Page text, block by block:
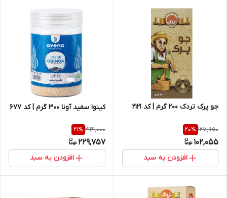
جو پرک تردک 200 گرم | کد 2121
127,950
20%
102,055
افزودن به سبد
کینوا سفید آونا 300 گرم | کد 677
294,000
21%
229,757
افزودن به سبد